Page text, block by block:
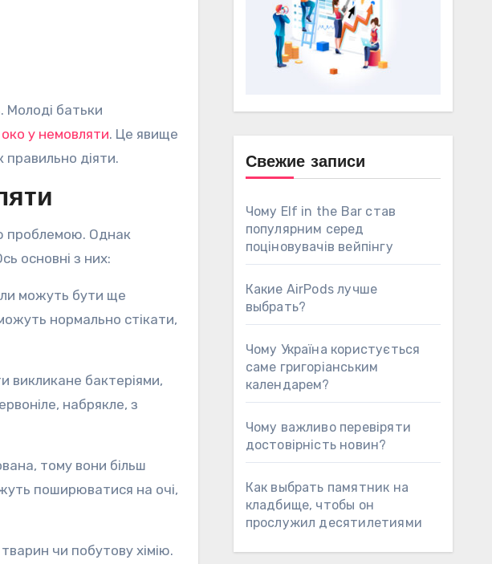
у немовляти. Це явище
правильно діяти.
проблемою. Однак
основні з них:
можуть бути ще
нормально стікати,
викликане бактеріями,
набрякле, з
тому вони більш
поширюватися на очі,
чи побутову хімію.
Свежие записи
Чому Elf in the Bar став
популярним серед
поціновувачів вейпінгу
Какие AirPods лучше
выбрать?
Чому Україна користується
саме григоріанським
календарем?
Чому важливо перевіряти
достовірність новин?
Как выбрать памятник на
кладбище, чтобы он
прослужил десятилетиями